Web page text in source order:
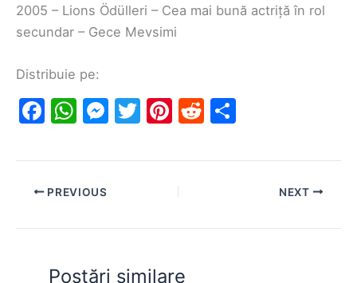
2005 – Lions Ödülleri – Cea mai bună actriță în rol
secundar – Gece Mevsimi
Distribuie pe:
F
c
e
o
o
W
at
s
p
p
M
s
n
g
T
itt
Pi
er
e
R
d ar
PREVIOUS NEXT
Postări similare